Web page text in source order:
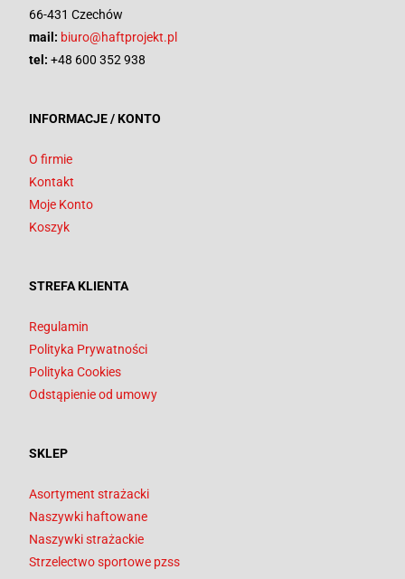
66-431 Czechów
mail: biuro@haftprojekt.pl
tel: +48 600 352 938
INFORMACJE / KONTO
O firmie
Kontakt
Moje Konto
Koszyk
STREFA KLIENTA
Regulamin
Polityka Prywatności
Polityka Cookies
Odstąpienie od umowy
SKLEP
Asortyment strażacki
Naszywki haftowane
Naszywki strażackie
Strzelectwo sportowe pzss